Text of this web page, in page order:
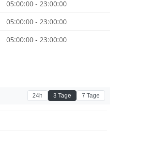
05:00:00 - 23:00:00
05:00:00 - 23:00:00
05:00:00 - 23:00:00